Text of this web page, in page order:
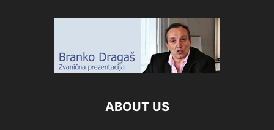
ABOUT US